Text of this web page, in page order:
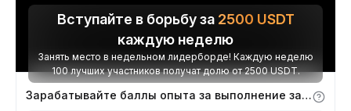
Вступайте в борьбу за 2500 USDT
каждую неделю
Занять место в недельном лидерборде! Каждую неделю
100 лучших участников получат долю от 2500 USDT.
Зарабатывайте баллы опыта за выполнение заданий